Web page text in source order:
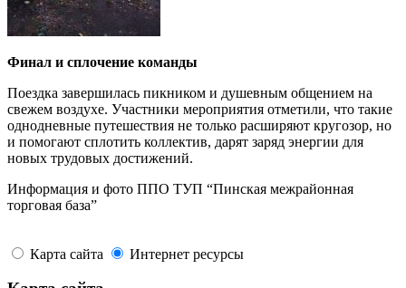
Финал и сплочение команды
Поездка завершилась пикником и душевным общением на
свежем воздухе. Участники мероприятия отметили, что такие
однодневные путешествия не только расширяют кругозор, но
и помогают сплотить коллектив, дарят заряд энергии для
новых трудовых достижений.
Информация и фото ППО ТУП “Пинская межрайонная
торговая база”
Карта сайта Интернет ресурсы